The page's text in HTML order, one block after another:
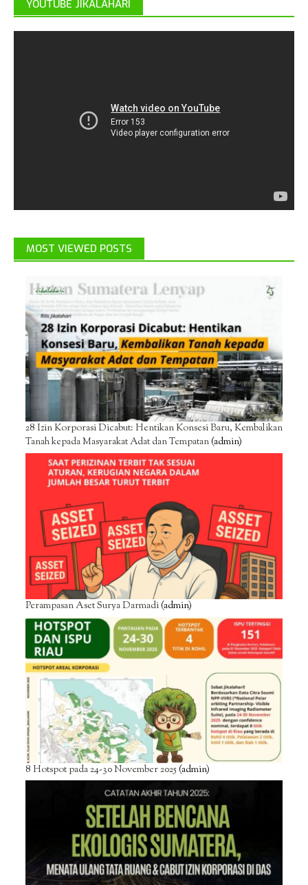
YOUTUBE JIKALAHARI
MOST VIEWED POSTS
28 Izin Korporasi Dicabut: Hentikan Konsesi Baru, Kembalikan
Tanah kepada Masyarakat Adat dan Tempatan(admin)
Perampasan Aset Surya Darmadi(admin)
8 Hotspot pada 24-30 November 2025(admin)